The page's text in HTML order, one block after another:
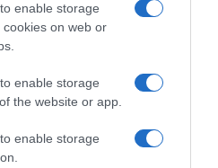
enable storage
on web or
enable storage
the website or app.
enable storage
της
στρατηγική
μία πιο
και
Βιομηχανίας